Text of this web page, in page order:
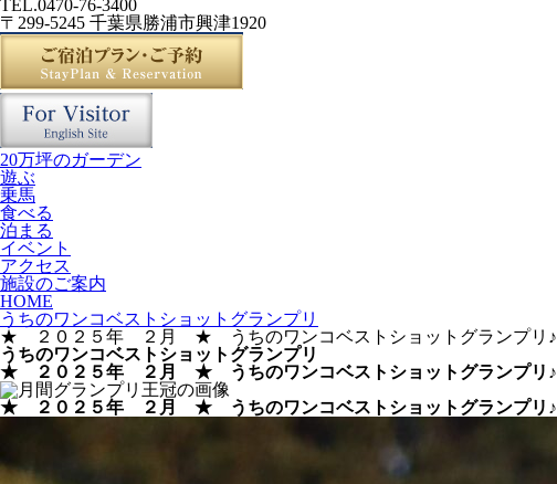
TEL.0470-76-3400
〒299-5245 千葉県勝浦市興津1920
20万坪のガーデン
遊ぶ
乗馬
食べる
泊まる
イベント
アクセス
施設のご案内
HOME
うちのワンコベストショットグランプリ
★ ２０２５年 ２月 ★ うちのワンコベストショットグランプリ♪
うちのワンコベストショットグランプリ
★ ２０２５年 ２月 ★ うちのワンコベストショットグランプリ♪
★ ２０２５年 ２月 ★ うちのワンコベストショットグランプリ♪